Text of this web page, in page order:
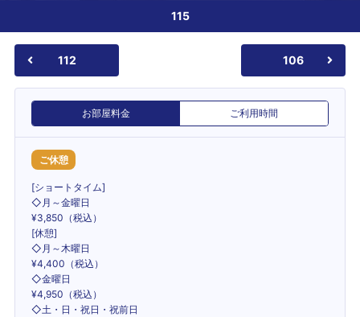
115
112 106
お部屋料金 ご利用時間
ご休憩
[ショートタイム]
◇月～金曜日
¥3,850（税込）
[休憩]
◇月～木曜日
¥4,400（税込）
◇金曜日
¥4,950（税込）
◇土・日・祝日・祝前日